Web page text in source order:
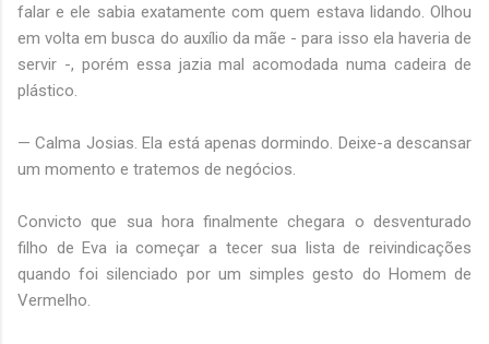
falar e ele sabia exatamente com quem estava lidando. Olhou
em volta em busca do auxílio da mãe - para isso ela haveria de
servir -, porém essa jazia mal acomodada numa cadeira de
plástico.
— Calma Josias. Ela está apenas dormindo. Deixe-a descansar
um momento e tratemos de negócios.
Convicto que sua hora finalmente chegara o desventurado
filho de Eva ia começar a tecer sua lista de reivindicações
quando foi silenciado por um simples gesto do Homem de
Vermelho.